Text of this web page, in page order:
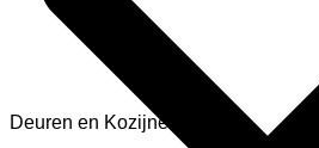
Deuren en Kozijnen